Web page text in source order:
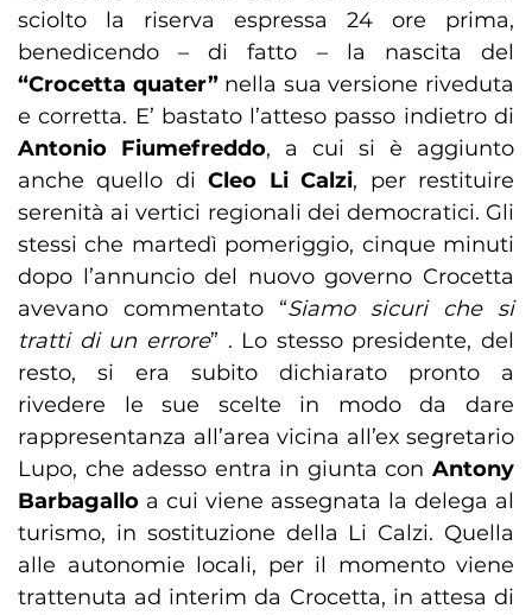
sciolto la riserva espressa 24 ore prima,
benedicendo – di fatto – la nascita del
“Crocetta quater”nella sua versione riveduta
e corretta. E’ bastato l’atteso passo indietro di
Antonio Fiumefreddo, a cui si è aggiunto
anche quello diCleo Li Calzi, per restituire
serenità ai vertici regionali dei democratici. Gli
stessi che martedì pomeriggio, cinque minuti
dopo l’annuncio del nuovo governo Crocetta
avevano commentato “Siamo sicuri che si
tratti di un errore” . Lo stesso presidente, del
resto, si era subito dichiarato pronto a
rivedere le sue scelte in modo da dare
rappresentanza all’area vicina all’ex segretario
Lupo, che adesso entra in giunta con Antony
Barbagallo a cui viene assegnata la delega al
turismo, in sostituzione della Li Calzi. Quella
alle autonomie locali, per il momento viene
trattenuta ad interim da Crocetta, in attesa di